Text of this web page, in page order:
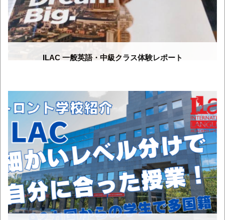
ILAC 一般英語・中級クラス体験レポート